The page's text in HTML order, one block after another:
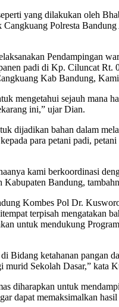
yang dilakukan oleh
Cangkuang Polresta
Pendampingan
padi di Kp. Ciluncat Rt.
Kab Bandung,
mengetahui sejauh mana
ini,” ujar Dian.
dijadikan bahan dalam
para petani padi,
kami berkoordinasi
Kabupaten Bandung,
Kombes Pol Dr.
terpisah mengatakan
untuk mendukung
Bidang ketahanan pangan
murid Sekolah Dasar,” kata
diharapkan untuk
dapat memaksimalkan